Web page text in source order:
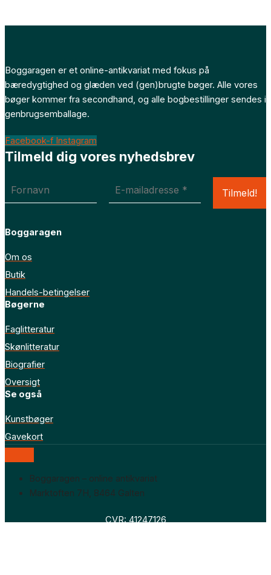
Boggaragen er et online-antikvariat med fokus på
bæredygtighed og glæden ved (gen)brugte bøger. Alle vores
bøger kommer fra secondhand, og alle bogbestillinger sendes i
genbrugsemballage.
Facebook-f Instagram
Tilmeld dig vores nyhedsbrev
Boggaragen
Om os
Butik
Handels-betingelser
Bøgerne
Faglitteratur
Skønlitteratur
Biografier
Oversigt
Se også
Kunstbøger
Gavekort
Boggaragen – online antikvariat
Marktoften 7H, 8464 Galten
CVR: 41247126